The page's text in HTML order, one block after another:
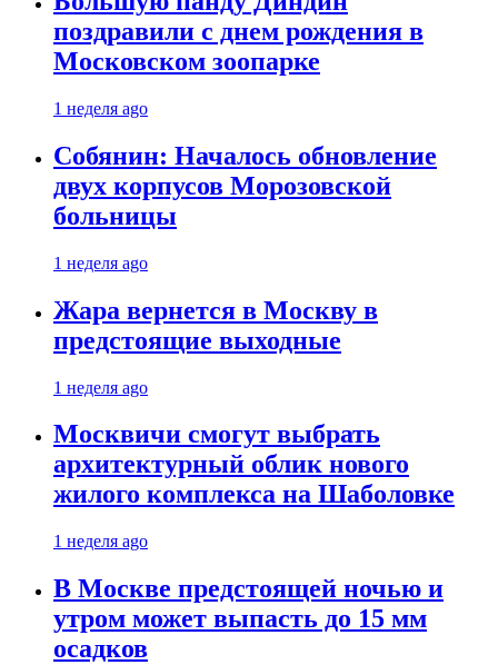
поздравили с днем рождения в
Московском зоопарке
1 неделя ago
Собянин: Началось обновление
двух корпусов Морозовской
больницы
1 неделя ago
Жара вернется в Москву в
предстоящие выходные
1 неделя ago
Москвичи смогут выбрать
архитектурный облик нового
жилого комплекса на Шаболовке
1 неделя ago
В Москве предстоящей ночью и
утром может выпасть до 15 мм
осадков